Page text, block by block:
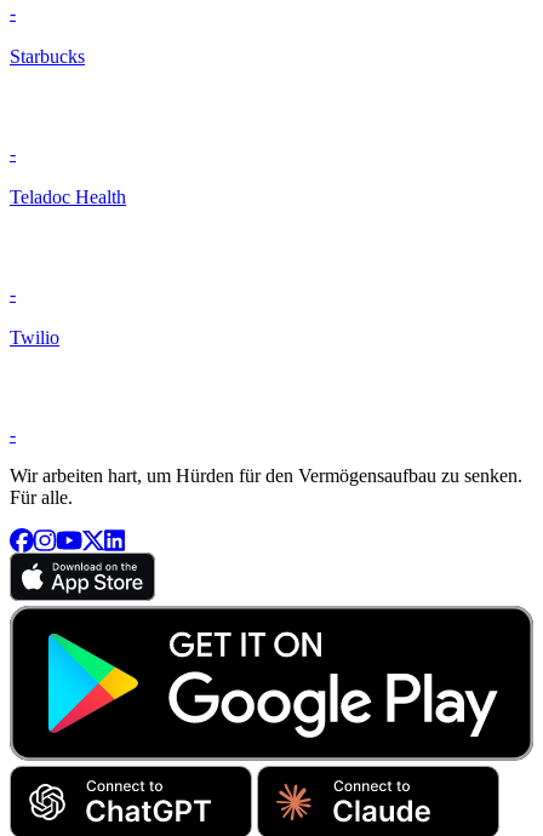
-
Starbucks
-
Teladoc Health
-
Twilio
-
Wir arbeiten hart, um Hürden für den Vermögensaufbau zu senken.
Für alle.